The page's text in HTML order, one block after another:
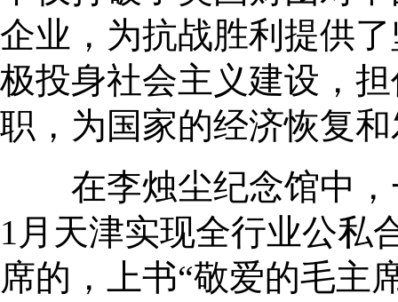
企业，为抗战胜利提供
极投身社会主义建设，
职，为国家的经济恢复
在李烛尘纪念馆中，
1月天津实现全行业公私
席的，上书“敬爱的毛主